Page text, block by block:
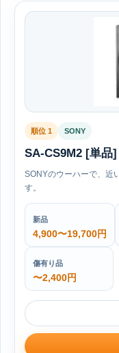
順位 1 SONY
SA-CS9M2 [単品]
SONYのウーハーで、近
す。
新品
4,900〜19,700円
傷有り品
〜2,400円